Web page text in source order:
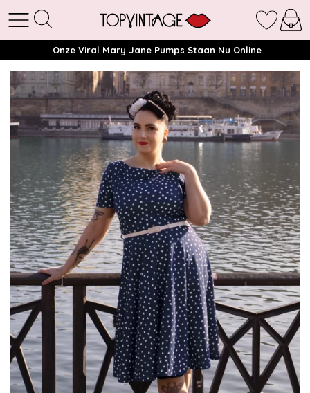
Onze Viral Mary Jane Pumps Staan Nu Online